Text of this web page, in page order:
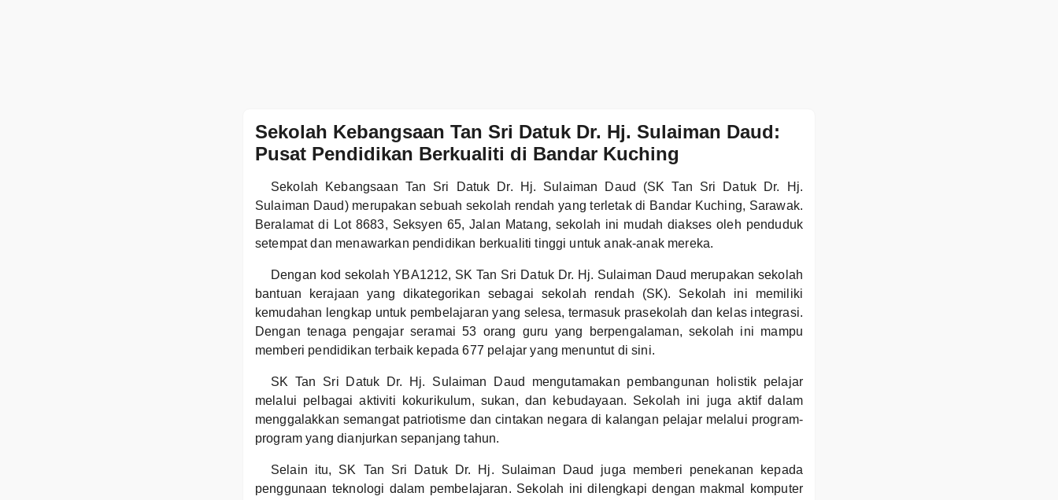
Sekolah Kebangsaan Tan Sri Datuk Dr. Hj. Sulaiman Daud:
Pusat Pendidikan Berkualiti di Bandar Kuching
Sekolah Kebangsaan Tan Sri Datuk Dr. Hj. Sulaiman Daud (SK Tan Sri Datuk Dr. Hj.
Sulaiman Daud) merupakan sebuah sekolah rendah yang terletak di Bandar Kuching, Sarawak.
Beralamat di Lot 8683, Seksyen 65, Jalan Matang, sekolah ini mudah diakses oleh penduduk
setempat dan menawarkan pendidikan berkualiti tinggi untuk anak-anak mereka.
Dengan kod sekolah YBA1212, SK Tan Sri Datuk Dr. Hj. Sulaiman Daud merupakan sekolah
bantuan kerajaan yang dikategorikan sebagai sekolah rendah (SK). Sekolah ini memiliki
kemudahan lengkap untuk pembelajaran yang selesa, termasuk prasekolah dan kelas integrasi.
Dengan tenaga pengajar seramai 53 orang guru yang berpengalaman, sekolah ini mampu
memberi pendidikan terbaik kepada 677 pelajar yang menuntut di sini.
SK Tan Sri Datuk Dr. Hj. Sulaiman Daud mengutamakan pembangunan holistik pelajar
melalui pelbagai aktiviti kokurikulum, sukan, dan kebudayaan. Sekolah ini juga aktif dalam
menggalakkan semangat patriotisme dan cintakan negara di kalangan pelajar melalui program-
program yang dianjurkan sepanjang tahun.
Selain itu, SK Tan Sri Datuk Dr. Hj. Sulaiman Daud juga memberi penekanan kepada
penggunaan teknologi dalam pembelajaran. Sekolah ini dilengkapi dengan makmal komputer